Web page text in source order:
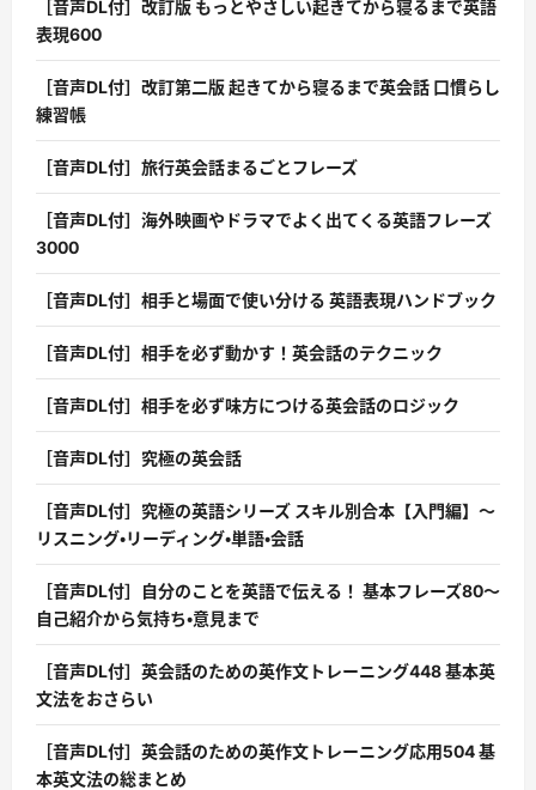
［音声DL付］改訂版 もっとやさしい起きてから寝るまで英語
表現600
［音声DL付］改訂第二版 起きてから寝るまで英会話 口慣らし
練習帳
［音声DL付］旅行英会話まるごとフレーズ
［音声DL付］海外映画やドラマでよく出てくる英語フレーズ
3000
［音声DL付］相手と場面で使い分ける 英語表現ハンドブック
［音声DL付］相手を必ず動かす！英会話のテクニック
［音声DL付］相手を必ず味方につける英会話のロジック
［音声DL付］究極の英会話
［音声DL付］究極の英語シリーズ スキル別合本【入門編】〜
リスニング・リーディング・単語・会話
［音声DL付］自分のことを英語で伝える！ 基本フレーズ80〜
自己紹介から気持ち・意見まで
［音声DL付］英会話のための英作文トレーニング448 基本英
文法をおさらい
［音声DL付］英会話のための英作文トレーニング応用504 基
本英文法の総まとめ